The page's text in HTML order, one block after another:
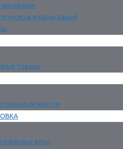
мелков и карандашей
товары
принадлежности
офисные весы